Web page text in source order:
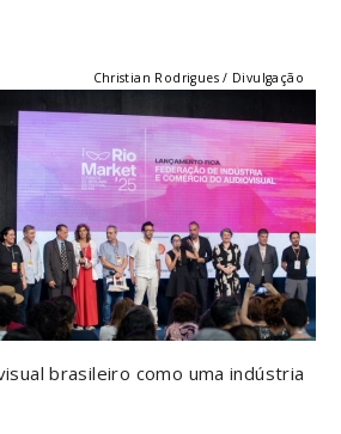
Christian Rodrigues / Divulgação
brasileiro como uma indústria